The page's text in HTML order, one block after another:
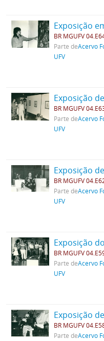
BR MGUFV
Parte deAcervo
UFV
BR MGUFV
Parte deAcervo
UFV
BR MGUFV
Parte deAcervo
UFV
BR MGUFV
Parte deAcervo
UFV
Exposição
BR MGUFV
Parte deAcervo